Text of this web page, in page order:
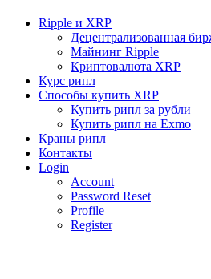
Ripple и XRP
Децентрализованная
Майнинг Ripple
Криптовалюта XRP
Курс рипл
Способы купить XRP
Купить рипл за рубли
Купить рипл на Exmo
Краны рипл
Контакты
Login
Account
Password Reset
Profile
Register